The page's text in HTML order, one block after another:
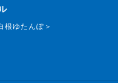
ゆたんぽ＞